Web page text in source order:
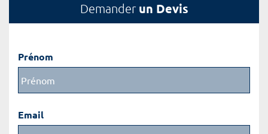
Demander un Devis
Prénom
Email